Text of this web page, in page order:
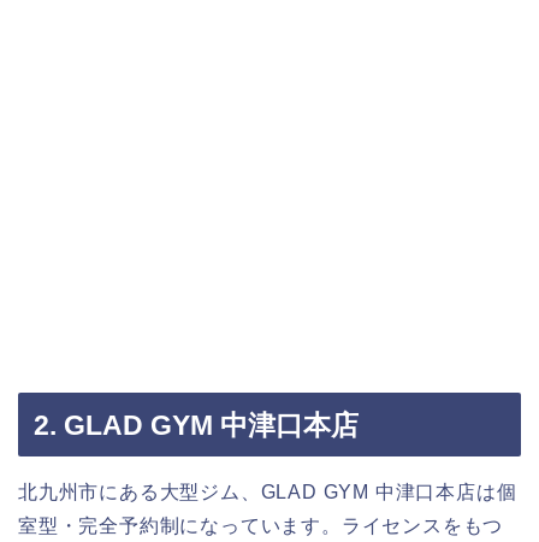
2. GLAD GYM 中津口本店
北九州市にある大型ジム、GLAD GYM 中津口本店は個
室型・完全予約制になっています。ライセンスをもつ